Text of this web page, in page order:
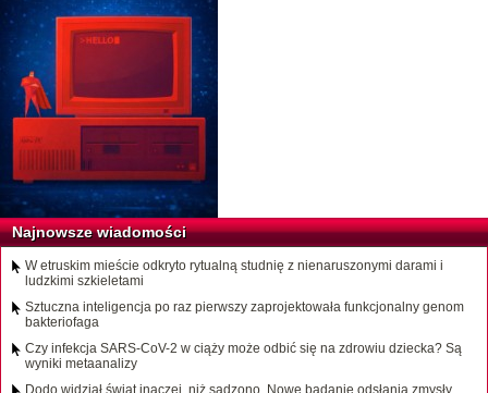
Najnowsze wiadomości
W etruskim mieście odkryto rytualną studnię z nienaruszonymi darami i
ludzkimi szkieletami
Sztuczna inteligencja po raz pierwszy zaprojektowała funkcjonalny genom
bakteriofaga
Czy infekcja SARS-CoV-2 w ciąży może odbić się na zdrowiu dziecka? Są
wyniki metaanalizy